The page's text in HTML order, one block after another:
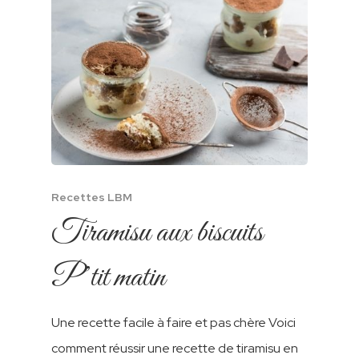
Recettes LBM
Tiramisu aux biscuits
P’tit matin
Une recette facile à faire et pas chère Voici
comment réussir une recette de tiramisu en
A Propos
Cookies
Biscuits Enrobé
Nos Recettes
Contact